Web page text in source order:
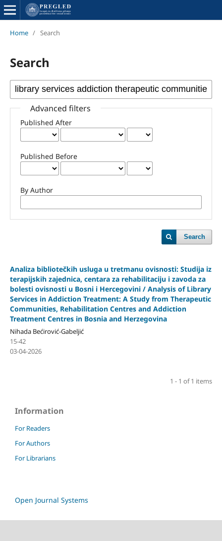
Home / Search
Search
Advanced filters
Published After
Published Before
By Author
Search
Analiza bibliotečkih usluga u tretmanu ovisnosti: Studija iz
terapijskih zajednica, centara za rehabilitaciju i zavoda za
bolesti ovisnosti u Bosni i Hercegovini / Analysis of Library
Services in Addiction Treatment: A Study from Therapeutic
Communities, Rehabilitation Centres and Addiction
Treatment Centres in Bosnia and Herzegovina
Nihada Bećirović-Gabeljić
15-42
03-04-2026
1 - 1 of 1 items
Information
For Readers
For Authors
For Librarians
Open Journal Systems